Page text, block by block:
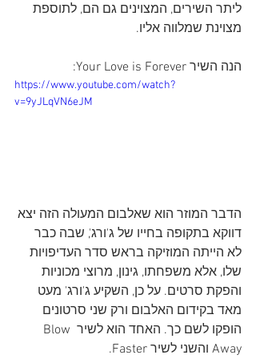
ליתר השירים, המצוינים גם הם, לתוספת
מצוינת שמלווה אליו.
הנה השיר Your Love is Forever:
https://www.youtube.com/watch?
v=9yJLqVN6eJM
הדבר המוזר הוא שאלבום המעולה הזה יצא
דווקא בתקופה בחייו של ג'ורג', שבה כבר
לא הייתה המוזיקה בראש סדר העדיפויות
שלו, אלא משפחתו, גינון, מרוצי מכוניות
והפקת סרטים. על כן, השקיע ג'ורג' מעט
מאד בקידום האלבום ורק שני סרטונים
הופקו לשם כך. האחד הוא לשיר Blow
Away והשני לשיר Faster.